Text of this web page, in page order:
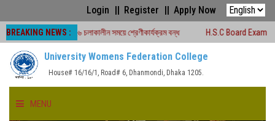
Login Register Apply Now
BREAKING NEWS :
-২০২৬ চলাকালীন সময়ে শ্রেণীকার্যক্রম বন্ধ H.S.C Board Exam Seat Plan (
University Womens Federation College
House# 16/16/1, Road# 6, Dhanmondi, Dhaka 1205.
MENU